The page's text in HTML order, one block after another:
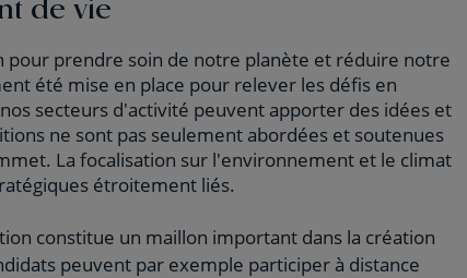
pour prendre soin de notre planète et réduire notre
été mise en place pour relever les défis en
secteurs d'activité peuvent apporter des idées et
ne sont pas seulement abordées et soutenues
La focalisation sur l'environnement et le climat
étroitement liés.
constitue un maillon important dans la création
peuvent par exemple participer à distance